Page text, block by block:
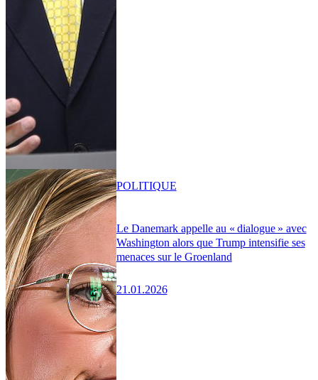
Le Danemark appelle au « dialogue » avec
Washington alors que Trump intensifie ses
menaces sur le Groenland
21.01.2026
POLITIQUE